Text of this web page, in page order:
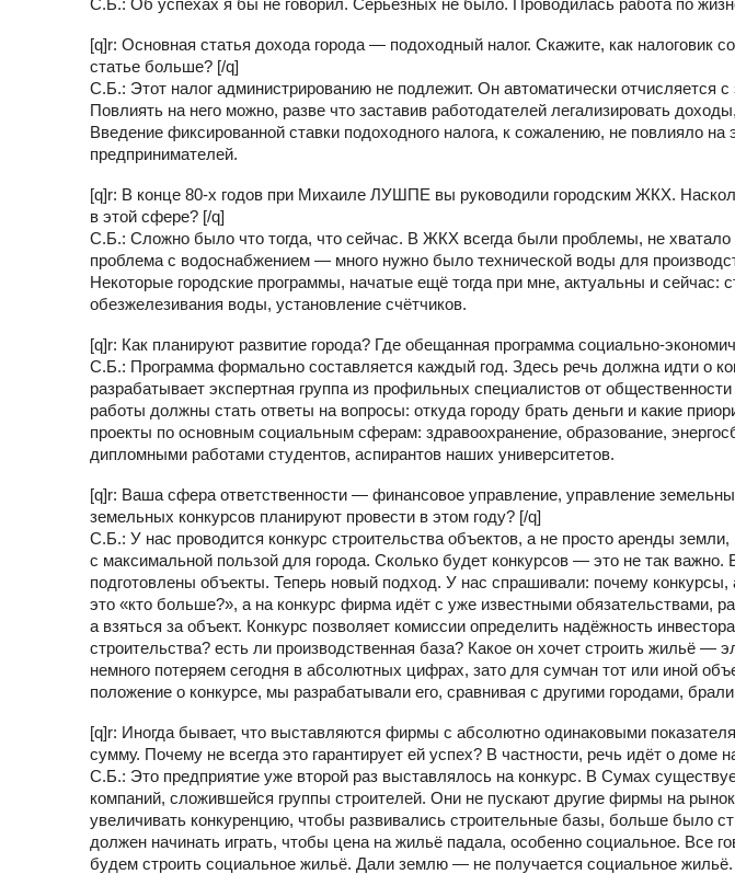
[q]r: Основная статья дохода города — подоходный налог. Скажите, как налоговик
статье больше? [/q]
С.Б.: Этот налог администрированию не подлежит. Он автоматически отчисляется с
Повлиять на него можно, разве что заставив работодателей легализировать
Введение фиксированной ставки подоходного налога, к сожалению, не повлияло на
предпринимателей.
[q]r: В конце 80-х годов при Михаиле ЛУШПЕ вы руководили городским ЖКХ.
в этой сфере? [/q]
С.Б.: Сложно было что тогда, что сейчас. В ЖКХ всегда были проблемы, не
проблема с водоснабжением — много нужно было технической воды для
Некоторые городские программы, начатые ещё тогда при мне, актуальны и сейчас:
обезжелезивания воды, установление счётчиков.
[q]r: Как планируют развитие города? Где обещанная программа социально-
С.Б.: Программа формально составляется каждый год. Здесь речь должна идти о
разрабатывает экспертная группа из профильных специалистов от
работы должны стать ответы на вопросы: откуда городу брать деньги и какие
проекты по основным социальным сферам: здравоохранение, образование,
дипломными работами студентов, аспирантов наших университетов.
[q]r: Ваша сфера ответственности — финансовое управление, управление
земельных конкурсов планируют провести в этом году? [/q]
С.Б.: У нас проводится конкурс строительства объектов, а не просто аренды
с максимальной пользой для города. Сколько будет конкурсов — это не так важно.
подготовлены объекты. Теперь новый подход. У нас спрашивали: почему
это «кто больше?», а на конкурс фирма идёт с уже известными обязательствами,
а взяться за объект. Конкурс позволяет комиссии определить надёжность
строительства? есть ли производственная база? Какое он хочет строить жильё —
немного потеряем сегодня в абсолютных цифрах, зато для сумчан тот или иной
положение о конкурсе, мы разрабатывали его, сравнивая с другими городами,
[q]r: Иногда бывает, что выставляются фирмы с абсолютно одинаковыми
сумму. Почему не всегда это гарантирует ей успех? В частности, речь идёт о доме
С.Б.: Это предприятие уже второй раз выставлялось на конкурс. В Сумах
компаний, сложившейся группы строителей. Они не пускают другие фирмы на
увеличивать конкуренцию, чтобы развивались строительные базы, больше было
должен начинать играть, чтобы цена на жильё падала, особенно социальное. Все
будем строить социальное жильё. Дали землю — не получается социальное жильё.